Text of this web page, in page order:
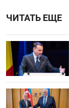
ЧИТАТЬ ЕЩЕ